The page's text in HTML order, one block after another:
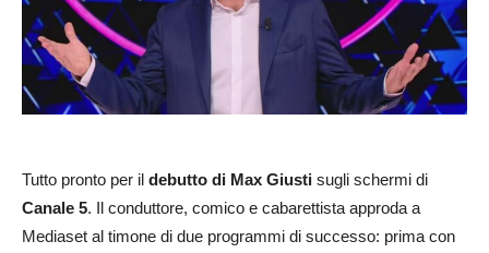
Tutto pronto per il debutto di Max Giusti sugli schermi di
Canale 5. Il conduttore, comico e cabarettista approda a
Mediaset al timone di due programmi di successo: prima con